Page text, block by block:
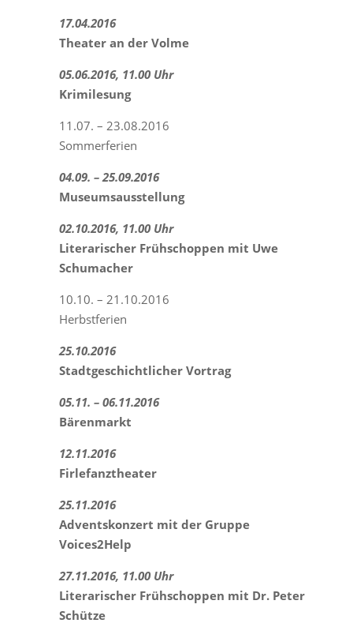
17.04.2016
Theater an der Volme
05.06.2016, 11.00 Uhr
Krimilesung
11.07. – 23.08.2016
Sommerferien
04.09. – 25.09.2016
Museumsausstellung
02.10.2016, 11.00 Uhr
Literarischer Frühschoppen mit Uwe
Schumacher
10.10. – 21.10.2016
Herbstferien
25.10.2016
Stadtgeschichtlicher Vortrag
05.11. – 06.11.2016
Bärenmarkt
12.11.2016
Firlefanztheater
25.11.2016
Adventskonzert mit der Gruppe
Voices2Help
27.11.2016, 11.00 Uhr
Literarischer Frühschoppen mit Dr. Peter
Schütze